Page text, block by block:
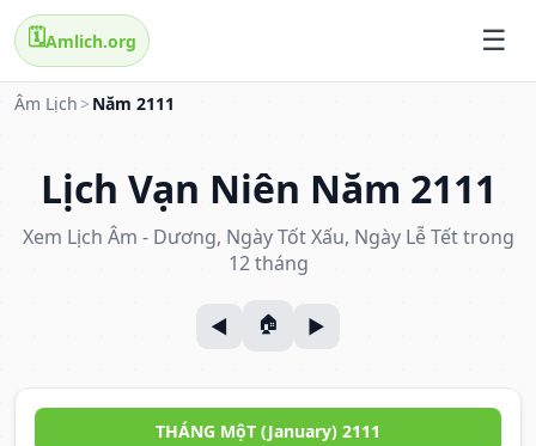
🗓️Amlich.org
Âm Lịch > Năm 2111
Lịch Vạn Niên Năm 2111
Xem Lịch Âm - Dương, Ngày Tốt Xấu, Ngày Lễ Tết trong
12 tháng
THÁNG MộT (January) 2111